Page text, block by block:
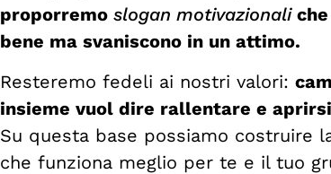
proporremo slogan motivazionaliche
bene ma svaniscono in un attimo.
Resteremo fedeli ai nostri valori:
insieme vuol dire rallentare e
Su questa base possiamo costruire
che funziona meglio per te e il tuo